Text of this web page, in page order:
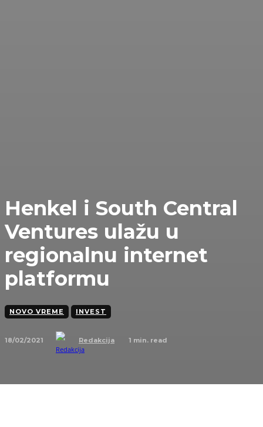
Henkel i South Central
Ventures ulažu u
regionalnu internet
platformu
NOVO VREME INVEST
18/02/2021 Redakcija 1 min. read